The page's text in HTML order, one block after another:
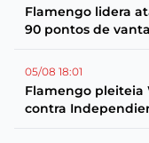
Flamengo lidera
90 pontos de
05/08 18:01
Flamengo pleiteia
contra